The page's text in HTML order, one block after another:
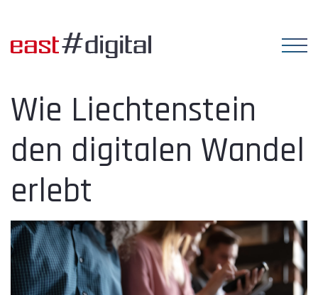
Wie Liechtenstein
den digitalen Wandel
erlebt